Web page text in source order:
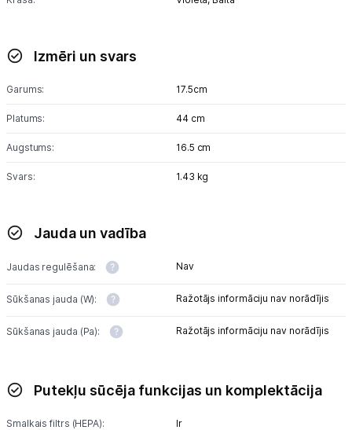
Sports un atpūta
Ražotāju atjaunota tehnika
Vēlmju saraksts
Blogs
Piegāde un apmaksa
Izmēri un svars
Garums: 17.5cm
Platums: 44 cm
Augstums: 16.5 cm
Svars: 1.43 kg
Jauda un vadība
Jaudas regulēšana: Nav
Sūkšanas jauda (W): Ražotājs informāciju nav norādījis
Sūkšanas jauda (Pa): Ražotājs informāciju nav norādījis
Putekļu sūcēja funkcijas un komplektācija
Smalkais filtrs (HEPA): Ir